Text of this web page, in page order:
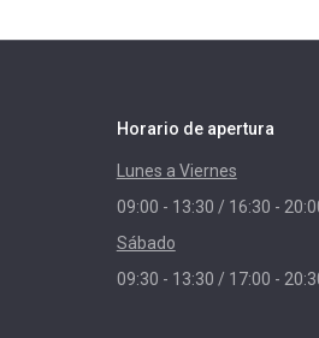
Horario de apertura
Lunes a Viernes
09:00 - 13:30 / 16:30 -
Sábado
09:30 - 13:30 / 17:00 -